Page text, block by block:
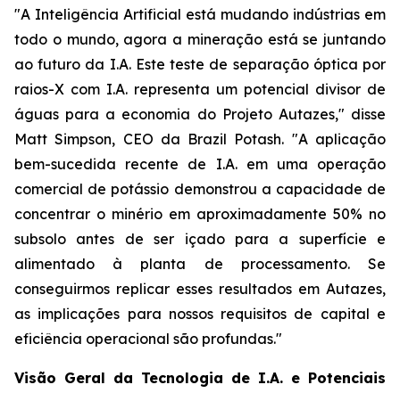
"A Inteligência Artificial está mudando indústrias em
todo o mundo, agora a mineração está se juntando
ao futuro da I.A. Este teste de separação óptica por
raios-X com I.A. representa um potencial divisor de
águas para a economia do Projeto Autazes," disse
Matt Simpson, CEO da Brazil Potash. "A aplicação
bem-sucedida recente de I.A. em uma operação
comercial de potássio demonstrou a capacidade de
concentrar o minério em aproximadamente 50% no
subsolo antes de ser içado para a superfície e
alimentado à planta de processamento. Se
conseguirmos replicar esses resultados em Autazes,
as implicações para nossos requisitos de capital e
eficiência operacional são profundas."
Visão Geral da Tecnologia de I.A. e Potenciais